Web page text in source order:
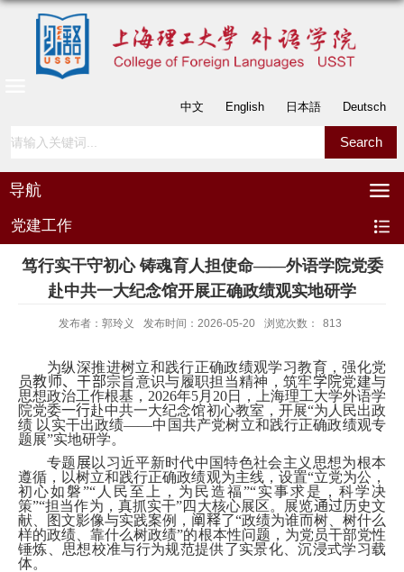
中文 English 日本語 Deutsch
导航
党建工作
笃行实干守初心 铸魂育人担使命——外语学院党委
赴中共一大纪念馆开展正确政绩观实地研学
发布者：郭玲义 发布时间：2026-05-20 浏览次数： 813
为纵深推进树立和践行正确政绩观学习教育，强化党
员教师、干部宗旨意识与履职担当精神，筑牢学院党建与
思想政治工作根基， 2026年5月 20日，上海理工大学外语学
院党委一行赴中共一大纪念馆初心教室，开展“为人民出政
绩 以实干出政绩——中国共产党树立和践行正确政绩观专
题展”实地研学。
专题展以习近平新时代中国特色社会主义思想为根本
遵循，以树立和践行正确政绩观为主线，设置“立党为公，
初心如磐”“人民至上，为民造福”“实事求是，科学决
策”“担当作为，真抓实干”四大核心展区。展览通过历史文
献、图文影像与实践案例， 阐释了“政绩为谁而树、树什么
样的政绩、靠什么树政绩”的根本性问题，为党员干部党性
锤炼、思想校准与行为规范提供了实景化、沉浸式学习载
体。